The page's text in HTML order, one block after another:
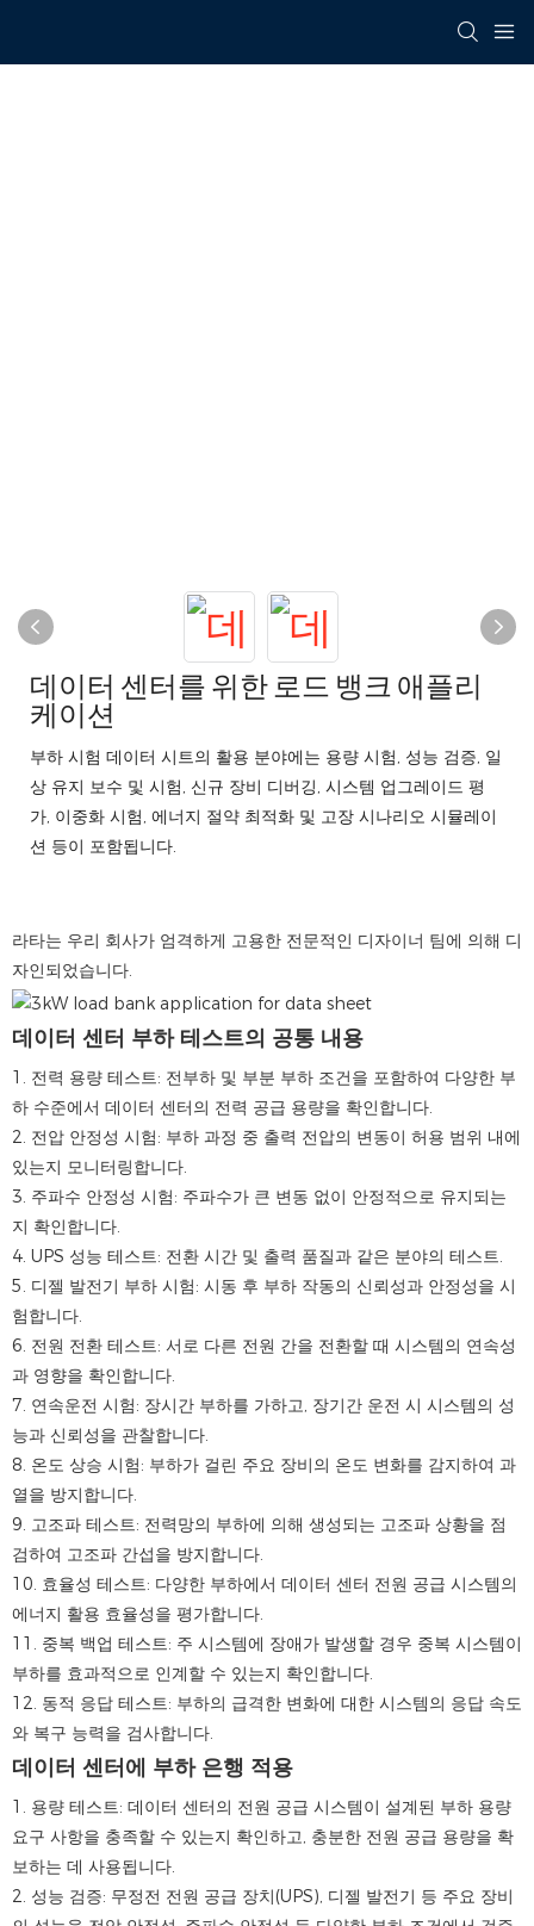
데이터 센터를 위한 로드 뱅크 애플리
케이션
부하 시험 데이터 시트의 활용 분야에는 용량 시험, 성능 검증, 일
상 유지 보수 및 시험, 신규 장비 디버깅, 시스템 업그레이드 평
가, 이중화 시험, 에너지 절약 최적화 및 고장 시나리오 시뮬레이
션 등이 포함됩니다.
라타는 우리 회사가 엄격하게 고용한 전문적인 디자이너 팀에 의해 디
자인되었습니다.
데이터 센터 부하 테스트의 공통 내용
1. 전력 용량 테스트: 전부하 및 부분 부하 조건을 포함하여 다양한 부
하 수준에서 데이터 센터의 전력 공급 용량을 확인합니다.
2. 전압 안정성 시험: 부하 과정 중 출력 전압의 변동이 허용 범위 내에
있는지 모니터링합니다.
3. 주파수 안정성 시험: 주파수가 큰 변동 없이 안정적으로 유지되는
지 확인합니다.
4. UPS 성능 테스트: 전환 시간 및 출력 품질과 같은 분야의 테스트.
5. 디젤 발전기 부하 시험: 시동 후 부하 작동의 신뢰성과 안정성을 시
험합니다.
6. 전원 전환 테스트: 서로 다른 전원 간을 전환할 때 시스템의 연속성
과 영향을 확인합니다.
7. 연속운전 시험: 장시간 부하를 가하고, 장기간 운전 시 시스템의 성
능과 신뢰성을 관찰합니다.
8. 온도 상승 시험: 부하가 걸린 주요 장비의 온도 변화를 감지하여 과
열을 방지합니다.
9. 고조파 테스트: 전력망의 부하에 의해 생성되는 고조파 상황을 점
검하여 고조파 간섭을 방지합니다.
10. 효율성 테스트: 다양한 부하에서 데이터 센터 전원 공급 시스템의
에너지 활용 효율성을 평가합니다.
11. 중복 백업 테스트: 주 시스템에 장애가 발생할 경우 중복 시스템이
부하를 효과적으로 인계할 수 있는지 확인합니다.
12. 동적 응답 테스트: 부하의 급격한 변화에 대한 시스템의 응답 속도
와 복구 능력을 검사합니다.
데이터 센터에 부하 은행 적용
1. 용량 테스트: 데이터 센터의 전원 공급 시스템이 설계된 부하 용량
요구 사항을 충족할 수 있는지 확인하고, 충분한 전원 공급 용량을 확
보하는 데 사용됩니다.
2. 성능 검증: 무정전 전원 공급 장치(UPS), 디젤 발전기 등 주요 장비